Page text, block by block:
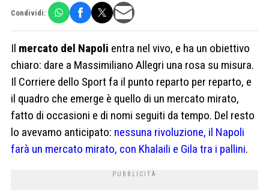
Condividi:
Il mercato del Napoli entra nel vivo, e ha un obiettivo
chiaro: dare a Massimiliano Allegri una rosa su misura.
Il Corriere dello Sport fa il punto reparto per reparto, e
il quadro che emerge è quello di un mercato mirato,
fatto di occasioni e di nomi seguiti da tempo. Del resto
lo avevamo anticipato: nessuna rivoluzione, il Napoli
farà un mercato mirato, con Khalaili e Gila tra i pallini.